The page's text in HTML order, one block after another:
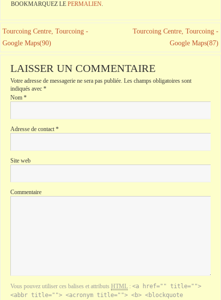
BOOKMARQUEZ LE PERMALIEN.
Tourcoing Centre, Tourcoing -
Google Maps(90)
Tourcoing Centre, Tourcoing -
Google Maps(87)
LAISSER UN COMMENTAIRE
Votre adresse de messagerie ne sera pas publiée. Les champs obligatoires sont
indiqués avec *
Nom *
Adresse de contact *
Site web
Commentaire
Vous pouvez utiliser ces balises et attributs HTML : <a href="" title="">
<abbr title=""> <acronym title=""> <b> <blockquote